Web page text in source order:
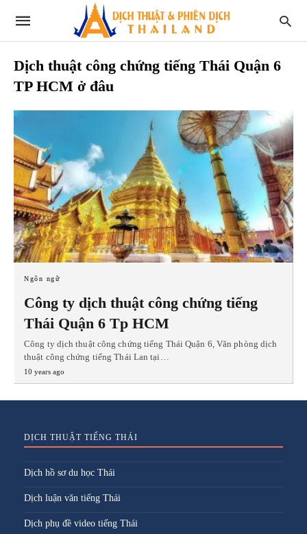
Dịch thuật công chứng tiếng Thái Quận 6
TP HCM ở đâu
Ngôn ngữ
Công ty dịch thuật công chứng tiếng
Thái Quận 6 Tp HCM
Công ty dịch thuật công chứng tiếng Thái Quận 6, Văn phòng dịch
thuật công chứng tiếng Thái Lan tại…
10 years ago
DỊCH THUẬT TIẾNG THÁI
Dịch hồ sơ du học Thái
Dịch luận văn tiếng Thái
Dịch phụ đề video tiếng Thái